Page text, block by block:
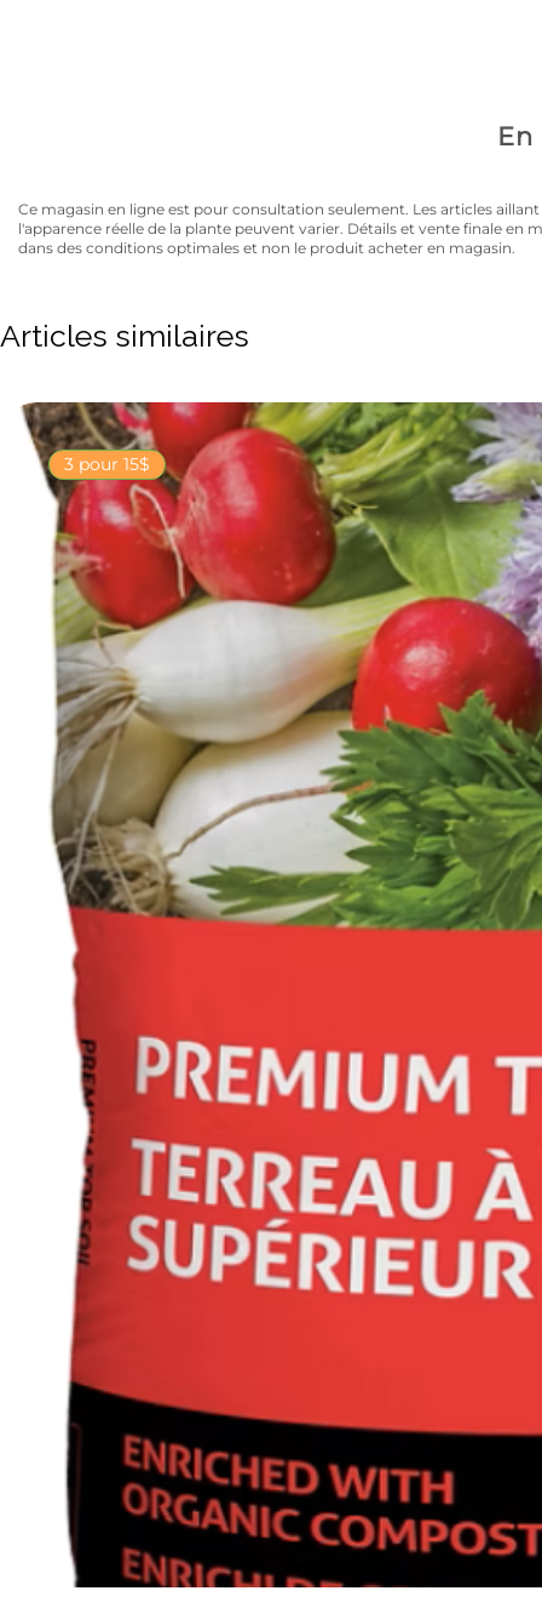
Ce magasin en ligne est pour consultation seulement. Les articles
l'apparence réelle de la plante peuvent varier. Détails et vente finale
dans des conditions optimales et non le produit acheter en magasin.
Articles similaires
3 pour 15$